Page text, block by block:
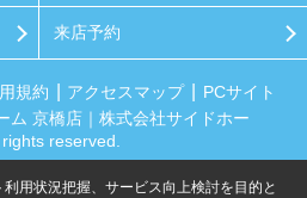
来店予約
規約 アクセスマップ
PCサイト
ム 京橋店｜株式会社サイドホー
rights reserved.
用状況把握、サービス向上検討を目的と